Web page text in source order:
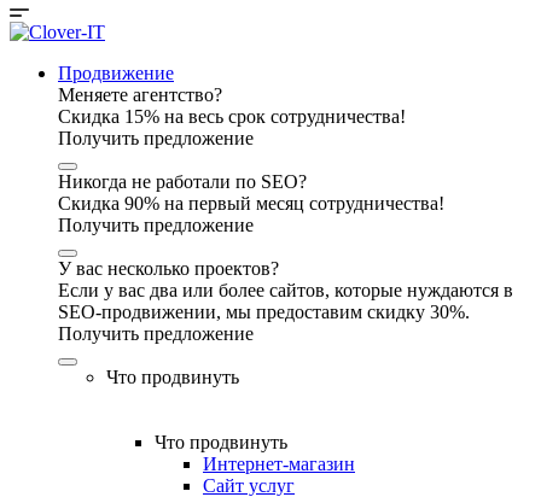
Продвижение
Меняете агентство?
Скидка 15% на весь срок сотрудничества!
Получить предложение
Никогда не работали по SEO?
Скидка 90% на первый месяц сотрудничества!
Получить предложение
У вас несколько проектов?
Если у вас два или более сайтов, которые нуждаются в
SEO-продвижении, мы предоставим скидку 30%.
Получить предложение
Что продвинуть
Что продвинуть
Интернет-магазин
Сайт услуг